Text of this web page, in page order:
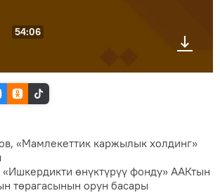
54:06
«Мамлекеттик каржылык холдинг»
өнүктүрүү фонду» ААКтын
төрагасынын орун басары